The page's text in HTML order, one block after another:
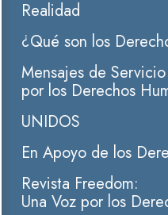
Realidad
¿Qué son los
Mensajes de
por los Derechos
UNIDOS
En Apoyo de los
Revista Freedom:
Una Voz por los